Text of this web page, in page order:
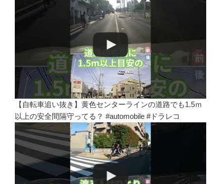
【自転車追い抜き】黄色センターラインの道路でも1.5ｍ
以上の安全間隔守ってる？ #automobile #ドラレコ